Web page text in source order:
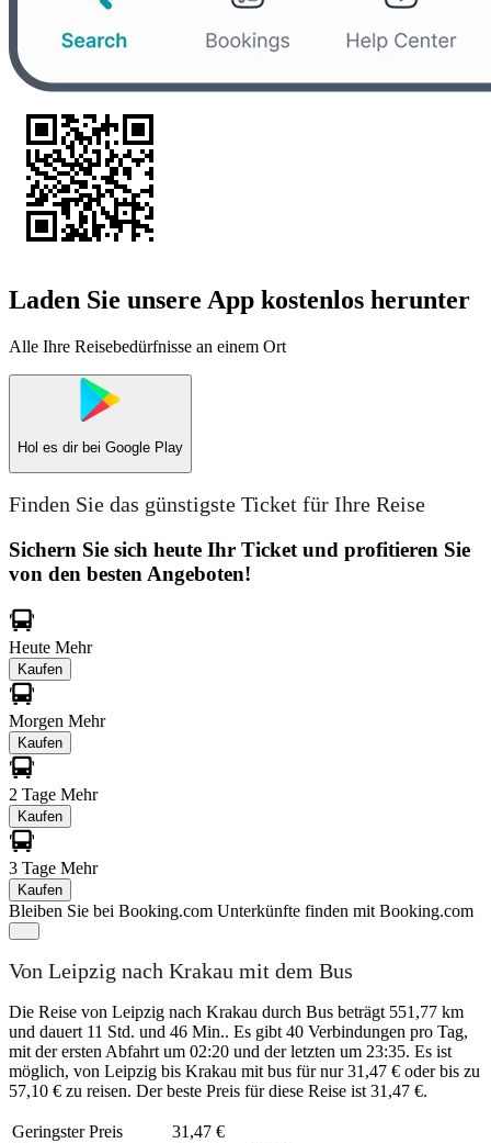
Laden Sie unsere App kostenlos herunter
Alle Ihre Reisebedürfnisse an einem Ort
Hol es dir bei Google Play
Finden Sie das günstigste Ticket für Ihre Reise
Sichern Sie sich heute Ihr Ticket und profitieren Sie
von den besten Angeboten!
Heute Mehr
Kaufen
Morgen Mehr
Kaufen
2 Tage Mehr
Kaufen
3 Tage Mehr
Kaufen
Bleiben Sie bei Booking.com Unterkünfte finden mit Booking.com
Von Leipzig nach Krakau mit dem Bus
Die Reise von Leipzig nach Krakau durch Bus beträgt 551,77 km
und dauert 11 Std. und 46 Min.. Es gibt 40 Verbindungen pro Tag,
mit der ersten Abfahrt um 02:20 und der letzten um 23:35. Es ist
möglich, von Leipzig bis Krakau mit bus für nur 31,47 € oder bis zu
57,10 € zu reisen. Der beste Preis für diese Reise ist 31,47 €.
Geringster Preis
31,47 €